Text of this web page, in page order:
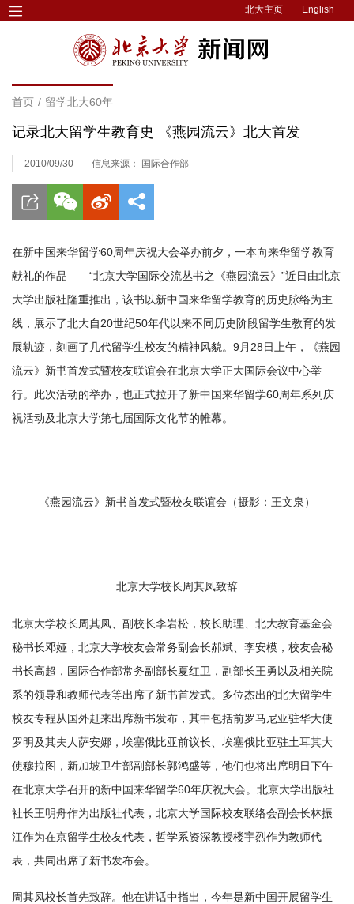
北大主页 English
首页 / 留学北大60年
记录北大留学生教育史 《燕园流云》北大首发
2010/09/30 信息来源： 国际合作部
在新中国来华留学60周年庆祝大会举办前夕，一本向来华留学教育
献礼的作品——“北京大学国际交流丛书之《燕园流云》”近日由北京
大学出版社隆重推出，该书以新中国来华留学教育的历史脉络为主
线，展示了北大自20世纪50年代以来不同历史阶段留学生教育的发
展轨迹，刻画了几代留学生校友的精神风貌。9月28日上午，《燕园
流云》新书首发式暨校友联谊会在北京大学正大国际会议中心举
行。此次活动的举办，也正式拉开了新中国来华留学60周年系列庆
祝活动及北京大学第七届国际文化节的帷幕。
《燕园流云》新书首发式暨校友联谊会（摄影：王文泉）
北京大学校长周其凤致辞
北京大学校长周其凤、副校长李岩松，校长助理、北大教育基金会
秘书长邓娅，北京大学校友会常务副会长郝斌、李安模，校友会秘
书长高超，国际合作部常务副部长夏红卫，副部长王勇以及相关院
系的领导和教师代表等出席了新书首发式。多位杰出的北大留学生
校友专程从国外赶来出席新书发布，其中包括前罗马尼亚驻华大使
罗明及其夫人萨安娜，埃塞俄比亚前议长、埃塞俄比亚驻土耳其大
使穆拉图，新加坡卫生部副部长郭鸿盛等，他们也将出席明日下午
在北京大学召开的新中国来华留学60年庆祝大会。北京大学出版社
社长王明舟作为出版社代表，北京大学国际校友联络会副会长林振
江作为在京留学生校友代表，哲学系资深教授楼宇烈作为教师代
表，共同出席了新书发布会。
周其凤校长首先致辞。他在讲话中指出，今年是新中国开展留学生